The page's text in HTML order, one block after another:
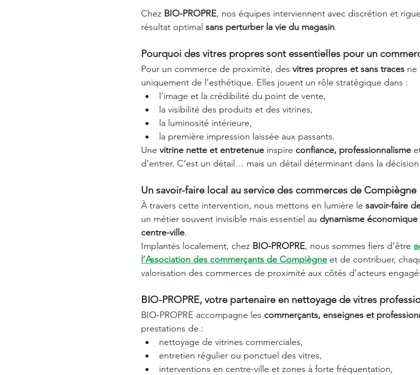
Chez BIO-PROPRE, nos équipes interviennent avec discrétion et
résultat optimal sans perturber la vie du magasin.
Pourquoi des vitres propres sont essentielles pour un
Pour un commerce de proximité, des vitres propres et sans traces ne
uniquement de l’esthétique. Elles jouent un rôle stratégique dans :
l’image et la crédibilité du point de vente,
la visibilité des produits et des vitrines,
la luminosité intérieure,
la première impression laissée aux passants.
Une vitrine nette et entretenue inspire confiance, professionnalisme
d’entrer. C’est un détail… mais un détail déterminant dans la décision
Un savoir-faire local au service des commerces de Compiègne
À travers cette intervention, nous mettons en lumière le savoir-faire
un métier souvent invisible mais essentiel au dynamisme
centre-ville.
Implantés localement, chez BIO-PROPRE, nous sommes fiers d’être
l’Association des commerçants de Compiègne et de contribuer,
valorisation des commerces de proximité aux côtés d’acteurs
BIO-PROPRE, votre partenaire en nettoyage de vitres
BIO-PROPRE accompagne les commerçants, enseignes et
prestations de :
nettoyage de vitrines commerciales,
entretien régulier ou ponctuel des vitres,
interventions en centre-ville et zones à forte fréquentation,